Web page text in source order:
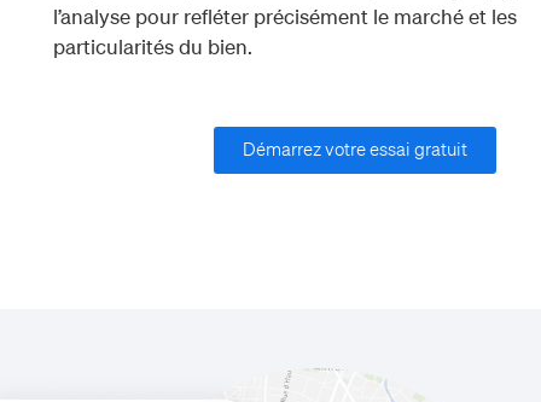
l’analyse pour refléter précisément le marché et les
particularités du bien.
Démarrez votre essai gratuit